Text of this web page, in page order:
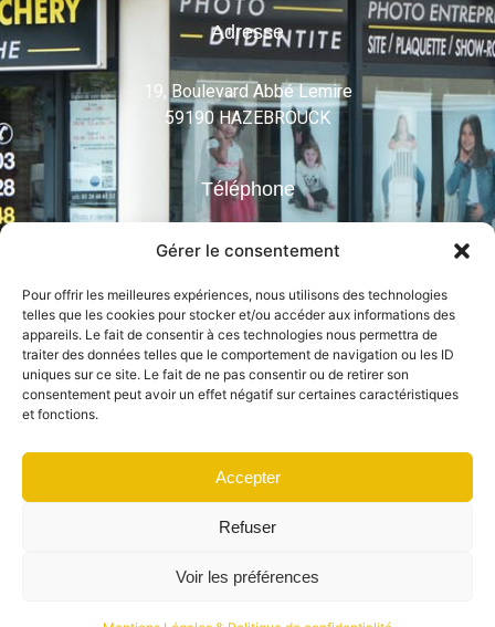
Gérer le consentement
Pour offrir les meilleures expériences, nous utilisons des technologies
telles que les cookies pour stocker et/ou accéder aux informations des
appareils. Le fait de consentir à ces technologies nous permettra de
traiter des données telles que le comportement de navigation ou les ID
uniques sur ce site. Le fait de ne pas consentir ou de retirer son
consentement peut avoir un effet négatif sur certaines caractéristiques
et fonctions.
Accepter
Refuser
Voir les préférences
Adresse
19, Boulevard Abbé Lemire
59190 HAZEBROUCK
Téléphone
03 28 48 61 52
Mail
info@alloucheryphoto.com
Suivez-nous